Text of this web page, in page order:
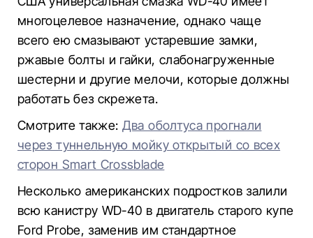
многоцелевое назначение, однако чаще
всего ею смазывают устаревшие замки,
ржавые болты и гайки, слабонагруженные
шестерни и другие мелочи, которые должны
работать без скрежета.
Смотрите также: Два оболтуса прогнали
через туннельную мойку открытый со всех
сторон Smart Crossblade
Несколько американских подростков залили
всю канистру WD-40 в двигатель старого купе
Ford Probe, заменив им стандартное